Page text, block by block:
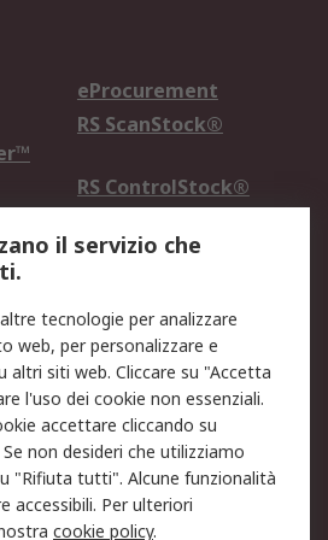
eProcurement
RS ScanStock®
RS ControlStock®
Informativa Privacy -
Aggiornata
Termini d'uso
Condizioni generali di
servizio
il servizio che
tecnologie per analizzare
web, per personalizzare e
altri siti web. Cliccare su "Accetta
l'uso dei cookie non essenziali.
accettare cliccando su
non desideri che utilizziamo
"Rifiuta tutti". Alcune funzionalità
accessibili. Per ulteriori
cookie policy.